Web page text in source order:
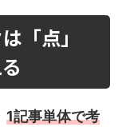
「点」
1記事単体で考